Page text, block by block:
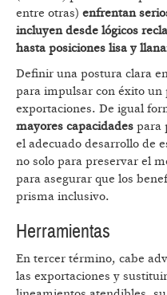
entre otras) enfrentan
incluyen desde lógicos
hasta posiciones lisa y
Definir una postura clara
para impulsar con éxito un
exportaciones. De igual
mayores capacidades para
el adecuado desarrollo de
no solo para preservar el
para asegurar que los
prisma inclusivo.
Herramientas
En tercer término, cabe
las exportaciones y